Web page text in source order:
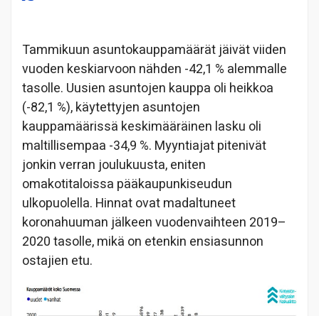
Tammikuun asuntokauppamäärät jäivät viiden
vuoden keskiarvoon nähden -42,1 % alemmalle
tasolle. Uusien asuntojen kauppa oli heikkoa
(-82,1 %), käytettyjen asuntojen
kauppamäärissä keskimääräinen lasku oli
maltillisempaa -34,9 %. Myyntiajat pitenivät
jonkin verran joulukuusta, eniten
omakotitaloissa pääkaupunkiseudun
ulkopuolella. Hinnat ovat madaltuneet
koronahuuman jälkeen vuodenvaihteen 2019–
2020 tasolle, mikä on etenkin ensiasunnon
ostajien etu.